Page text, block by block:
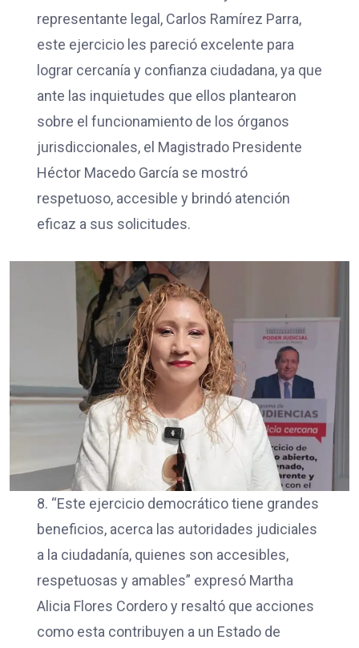
representante legal, Carlos Ramírez Parra,
este ejercicio les pareció excelente para
lograr cercanía y confianza ciudadana, ya que
ante las inquietudes que ellos plantearon
sobre el funcionamiento de los órganos
jurisdiccionales, el Magistrado Presidente
Héctor Macedo García se mostró
respetuoso, accesible y brindó atención
eficaz a sus solicitudes.
8. “Este ejercicio democrático tiene grandes
beneficios, acerca las autoridades judiciales
a la ciudadanía, quienes son accesibles,
respetuosas y amables” expresó Martha
Alicia Flores Cordero y resaltó que acciones
como esta contribuyen a un Estado de